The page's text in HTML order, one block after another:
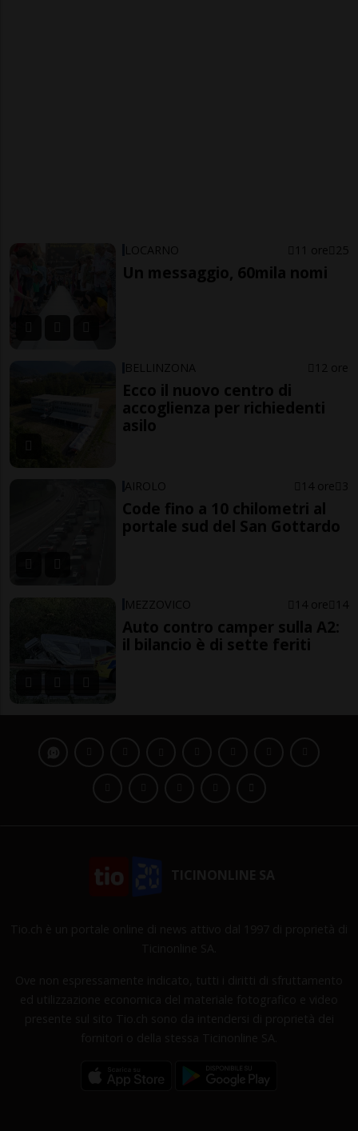
LOCARNO 11 ore 25
Un messaggio, 60mila nomi
BELLINZONA 12 ore
Ecco il nuovo centro di
accoglienza per richiedenti
asilo
AIROLO 14 ore 3
Code fino a 10 chilometri al
portale sud del San Gottardo
MEZZOVICO 14 ore 14
Auto contro camper sulla A2:
il bilancio è di sette feriti